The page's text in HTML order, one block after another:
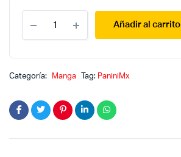
quintillizas
7
Añadir al carrito
Categoría: Manga Tag: PaniniMx